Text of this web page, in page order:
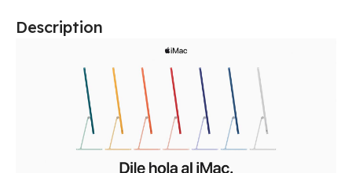
Description